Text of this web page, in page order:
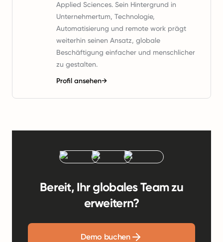
Applied Sciences. Sein Hintergrund in
Unternehmertum, Technologie,
Automatisierung und remote work prägt
weiterhin seinen Ansatz, globale
Beschäftigung einfacher und menschlicher
zu gestalten.
Profil ansehen→
Bereit, Ihr globales Team zu
erweitern?
Demo buchen